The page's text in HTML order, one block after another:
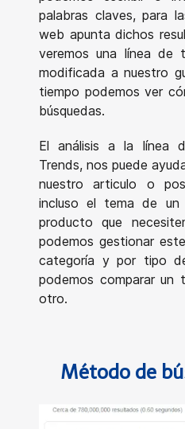
palabras claves, para
web apunta dichos
veremos una línea de
modificada a nuestro
tiempo podemos ver
búsquedas.
El análisis a la línea
Trends, nos puede
nuestro articulo o
incluso el tema de
producto que
podemos gestionar
categoría y por tipo
podemos comparar un
otro.
Método de